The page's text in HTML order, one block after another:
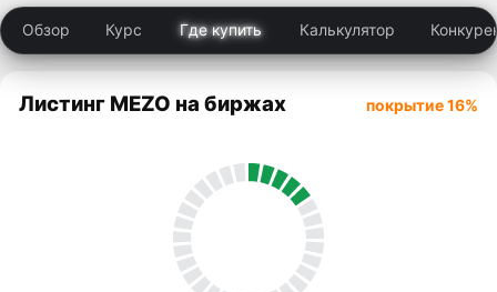
Обзор Курс Где купить Калькулятор
Листинг MEZO на биржах покрытие 16%